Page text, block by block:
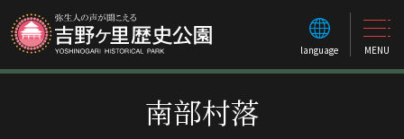
language MENU
南部村落